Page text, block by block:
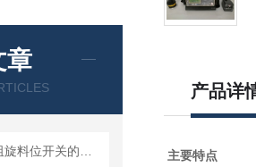
章
产品详
主要特点